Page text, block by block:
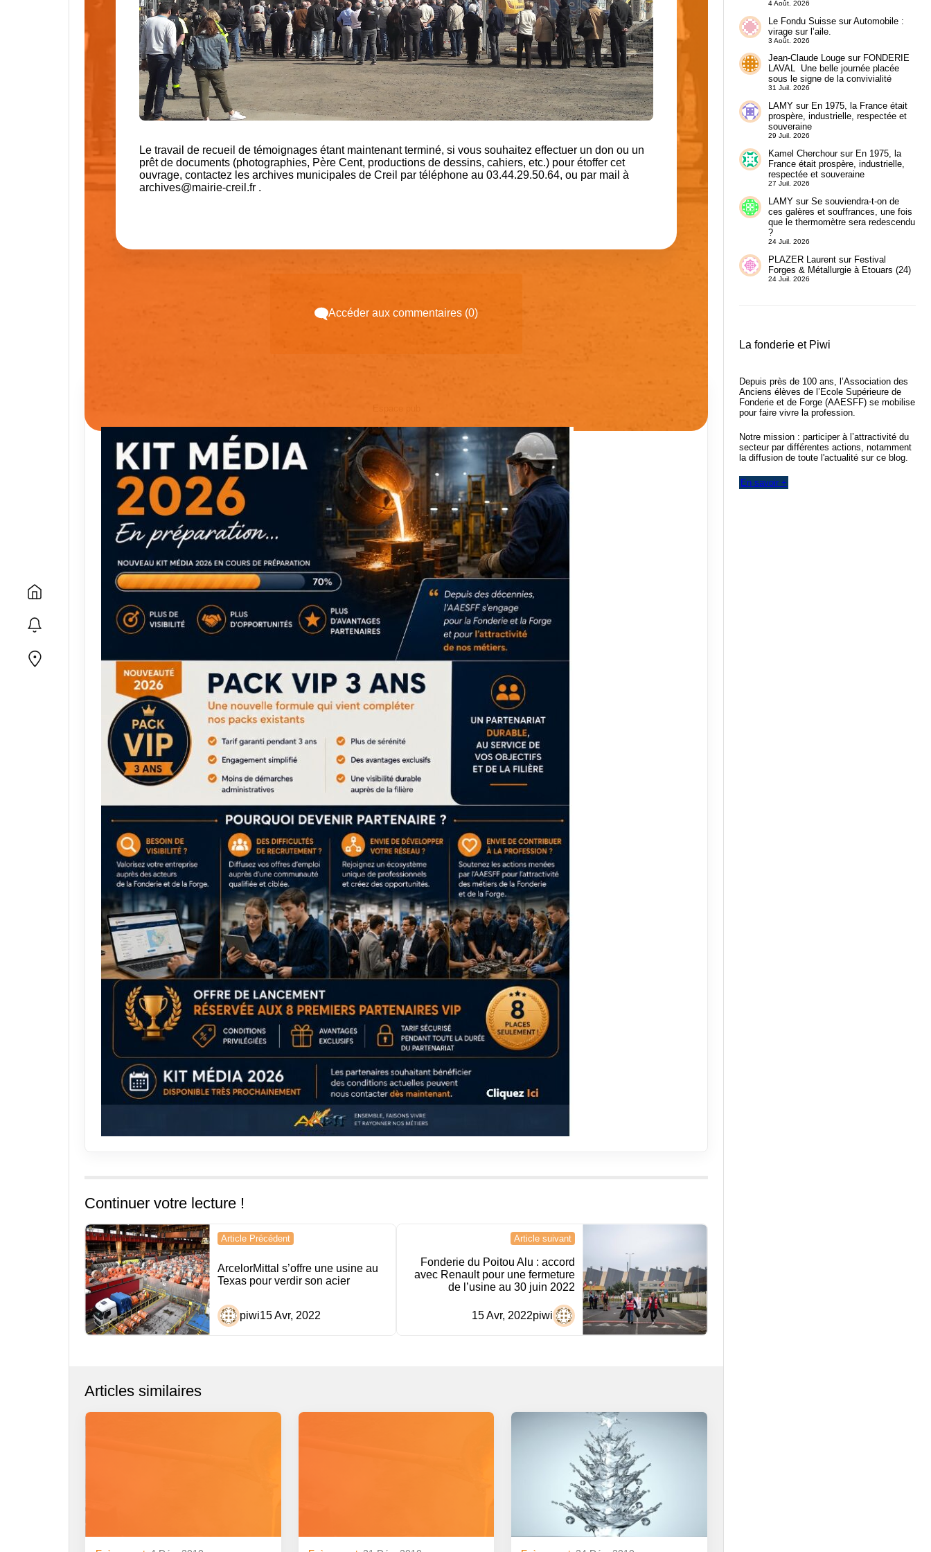
Le travail de recueil de témoignages étant maintenant terminé, si vous souhaitez effectuer un don ou un
prêt de documents (photographies, Père Cent, productions de dessins, cahiers, etc.) pour étoffer cet
ouvrage, contactez les archives municipales de Creil par téléphone au 03.44.29.50.64, ou par mail à
archives@mairie-creil.fr .
Accéder aux commentaires (0)
Continuer votre lecture !
Navigation
de
l’article
Article Précédent
ArcelorMittal s’offre une usine au
Texas pour verdir son acier
piwi15 Avr, 2022
Article suivant
Fonderie du Poitou Alu : accord
avec Renault pour une fermeture
de l’usine au 30 juin 2022
piwi
15 Avr, 2022
Articles similaires
4 Août. 2026
Le Fondu SuissesurAutomobile :
virage sur l’aile.
3 Août. 2026
Jean-Claude Lougesur FONDERIE
LAVAL Une belle journée placée
sous le signe de la convivialité
31 Juil. 2026
LAMYsur En 1975, la France était
prospère, industrielle, respectée et
souveraine
29 Juil. 2026
Kamel Cherchoursur En 1975, la
France était prospère, industrielle,
respectée et souveraine
27 Juil. 2026
LAMYsur Se souviendra-t-on de
ces galères et souffrances, une fois
que le thermomètre sera redescendu
?
24 Juil. 2026
PLAZER Laurentsur Festival
Forges & Métallurgie à Etouars (24)
24 Juil. 2026
La fonderie et Piwi
Depuis près de 100 ans, l’Association des
Anciens élèves de l’Ecole Supérieure de
Fonderie et de Forge (AAESFF) se mobilise
pour faire vivre la profession.
Notre mission : participer à l’attractivité du
secteur par différentes actions, notamment
la diffusion de toute l'actualité sur ce blog.
En savoir +